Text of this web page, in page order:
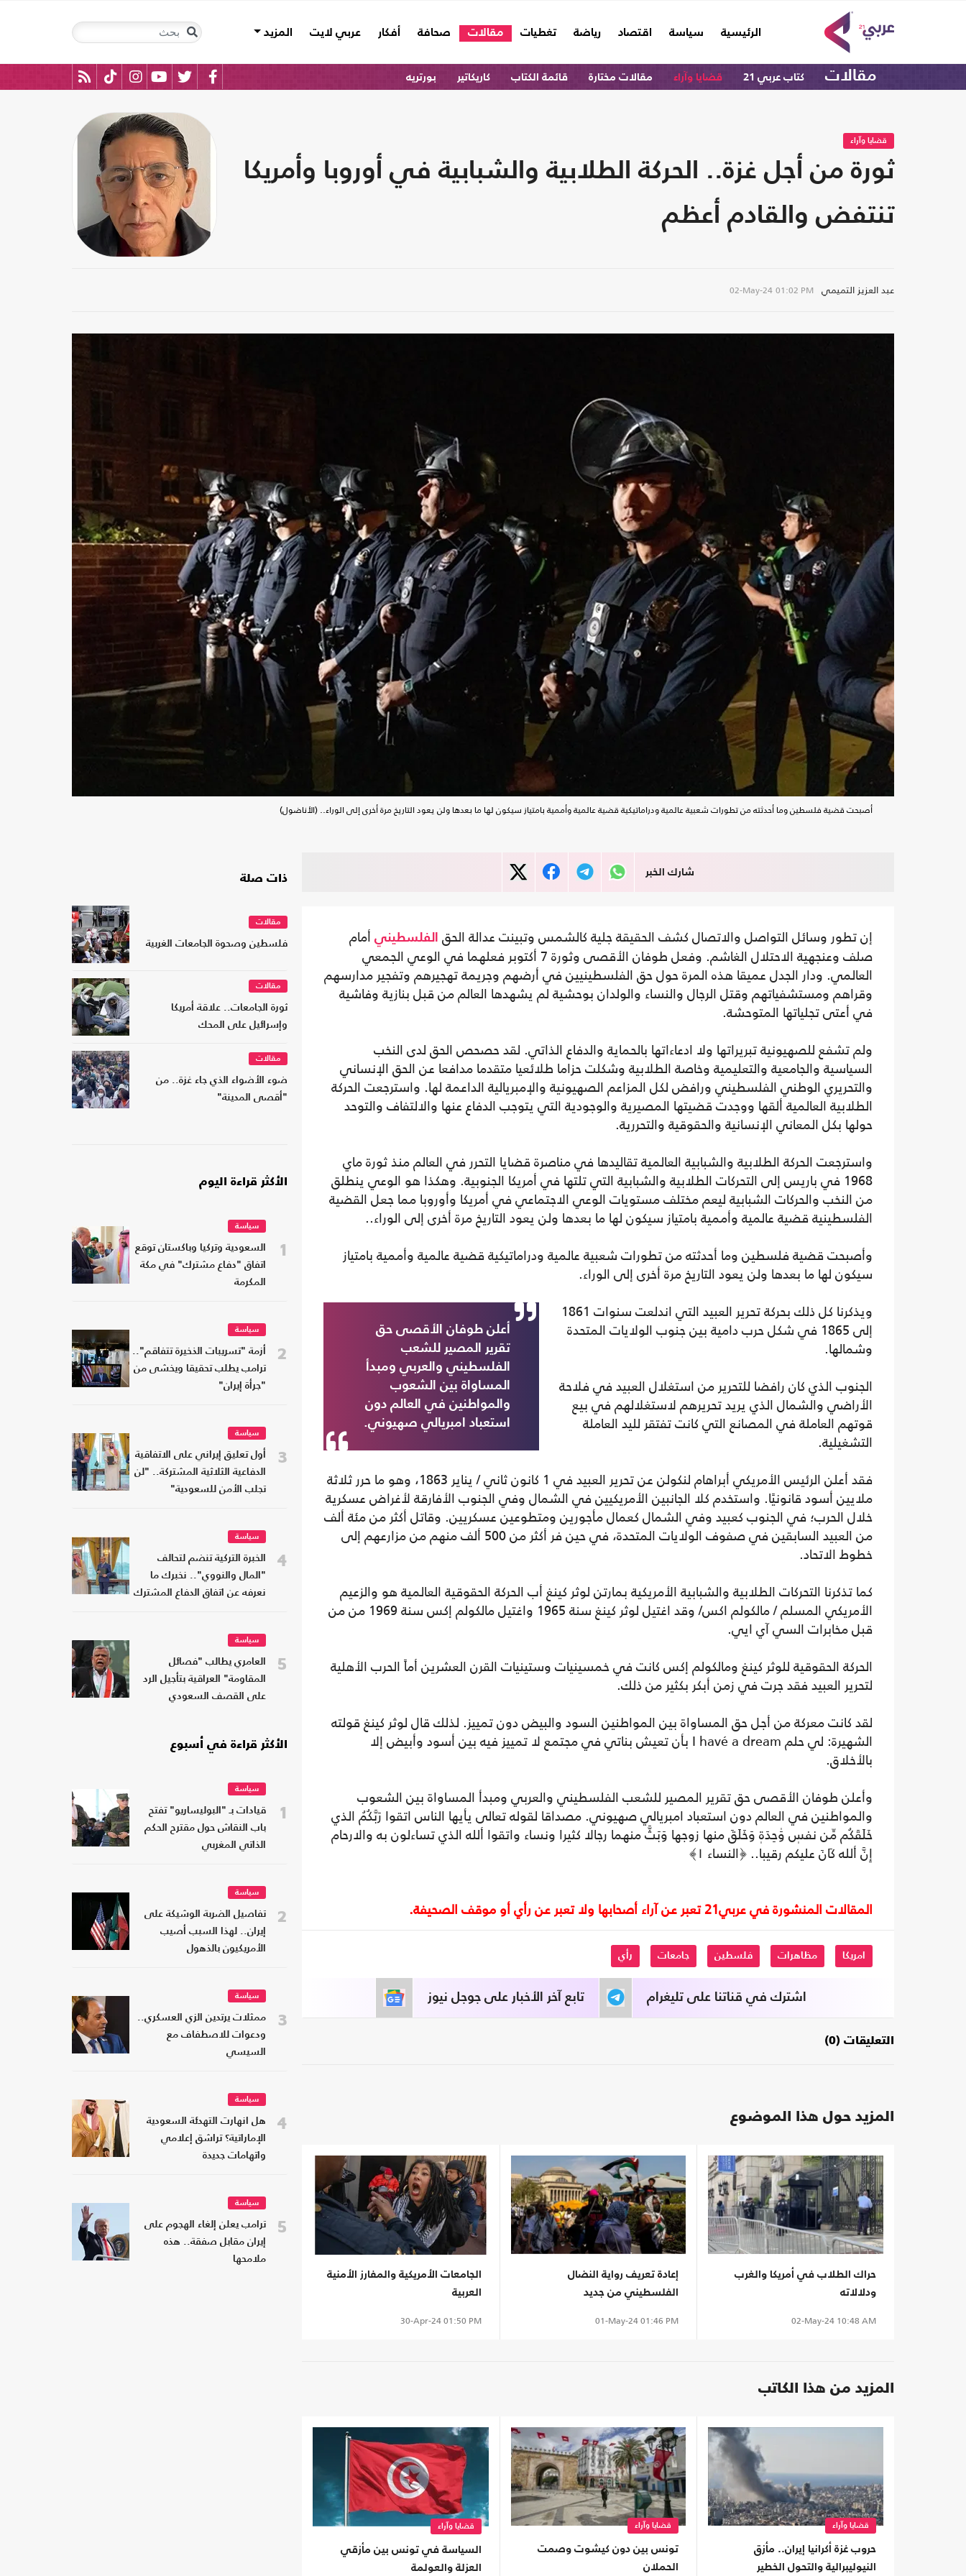
الرئيسية
(current) سياسة اقتصاد رياضة تغطيات مقالات صحافة أفكار عربي لايت المزيد
مقالات كتاب عربي 21 قضايا وآراء مقالات مختارة قائمة الكتاب كاريكاتير بورتريه
قضايا وآراء
ثورة من أجل غزة.. الحركة الطلابية والشبابية في أوروبا وأمريكا
تنتفض والقادم أعظم
عبد العزيز التميمي 02-May-24 01:02 PM
أصبحت قضية فلسطين وما أحدثته من تطورات شعبية عالمية ودراماتيكية قضية عالمية وأممية بامتياز سيكون لها ما بعدها ولن يعود التاريخ مرة أخرى إلى الوراء.. (الأناضول)
شارك الخبر
إن تطور وسائل التواصل والاتصال كشف الحقيقة جلية كالشمس وتبينت عدالة الحق الفلسطيني أمام
صلف وعنجهية الاحتلال الغاشم. وفعل طوفان الأقصى وثورة 7 أكتوبر فعلهما في الوعي الجمعي
العالمي. ودار الجدل عميقا هذه المرة حول حق الفلسطينيين في أرضهم وجريمة تهجيرهم وتفجير مدارسهم
وقراهم ومستشفياتهم وقتل الرجال والنساء والولدان بوحشية لم يشهدها العالم من قبل بنازية وفاشية
في أعتى تجلياتها المتوحشة.
ولم تشفع للصهيونية تبريراتها ولا ادعاءاتها بالحماية والدفاع الذاتي. لقد حصحص الحق لدى النخب
السياسية والجامعية والتعليمية وخاصة الطلابية وشكلت حزاما طلائعيا متقدما مدافعا عن الحق الإنساني
والتحريري الوطني الفلسطيني ورافض لكل المزاعم الصهيونية والإمبريالية الداعمة لها. واسترجعت الحركة
الطلابية العالمية ألقها ووجدت قضيتها المصيرية والوجودية التي يتوجب الدفاع عنها والالتفاف والتوحد
حولها بكل المعاني الإنسانية والحقوقية والتحررية.
واسترجعت الحركة الطلابية والشبابية العالمية تقاليدها في مناصرة قضايا التحرر في العالم منذ ثورة ماي
1968 في باريس إلى التحركات الطلابية والشبابية التي تلتها في أمريكا الجنوبية. وهكذا هو الوعي ينطلق
من النخب والحركات الشبابية ليعم مختلف مستويات الوعي الاجتماعي في أمريكا وأوروبا مما جعل القضية
الفلسطينية قضية عالمية وأممية بامتياز سيكون لها ما بعدها ولن يعود التاريخ مرة أخرى إلى الوراء..
وأصبحت قضية فلسطين وما أحدثته من تطورات شعبية عالمية ودراماتيكية قضية عالمية وأممية بامتياز
سيكون لها ما بعدها ولن يعود التاريخ مرة أخرى إلى الوراء.
أعلن طوفان الأقصى حق
تقرير المصير للشعب
الفلسطيني والعربي ومبدأ
المساواة بين الشعوب
والمواطنين في العالم دون
استعباد امبريالي صهيوني.
ويذكرنا كل ذلك بحركة تحرير العبيد التي اندلعت سنوات 1861
إلى 1865 في شكل حرب دامية بين جنوب الولايات المتحدة
وشمالها.
الجنوب الذي كان رافضا للتحرير من استغلال العبيد في فلاحة
الأراضي والشمال الذي يريد تحريرهم لاستغلالهم في بيع
قوتهم العاملة في المصانع التي كانت تفتقر لليد العاملة
التشغيلية.
فقد أعلن الرئيس الأمريكي أبراهام لنكولن عن تحرير العبيد في 1 كانون ثاني / يناير 1863، وهو ما حرر ثلاثة
ملايين أسود قانونيًا. واستخدم كلا الجانبين الأمريكيين في الشمال وفي الجنوب الأفارقة لأغراض عسكرية
خلال الحرب؛ في الجنوب كعبيد وفي الشمال كعمال مأجورين ومتطوعين عسكريين. وقاتل أكثر من مئة ألف
من العبيد السابقين في صفوف الولايات المتحدة، في حين فر أكثر من 500 ألف منهم من مزارعهم إلى
خطوط الاتحاد.
كما تذكرنا التحركات الطلابية والشبابية الأمريكية بمارتن لوثر كينغ أب الحركة الحقوقية العالمية هو والزعيم
الأمريكي المسلم / مالكولم اكس/ وقد اغتيل لوثر كينغ سنة 1965 واغتيل مالكولم إكس سنة 1969 من من
قبل مخابرات السي آي ايي.
الحركة الحقوقية للوثر كينغ ومالكولم إكس كانت في خمسينيات وستينيات القرن العشرين أماً الحرب الأهلية
لتحرير العبيد فقد جرت في زمن أبكر بكثير من ذلك.
لقد كانت معركة من أجل حق المساواة بين المواطنين السود والبيض دون تمييز. لذلك قال لوثر كينغ قولته
الشهيرة: لي حلم I havé a dream بأن تعيش بناتي في مجتمع لا تمييز فيه بين أسود وأبيض إلا
بالأخلاق.
وأعلن طوفان الأقصى حق تقرير المصير للشعب الفلسطيني والعربي ومبدأ المساواة بين الشعوب
والمواطنين في العالم دون استعباد امبريالي صهيوني. مصداقا لقوله تعالى يأيها الناس اتقوا رَبَّكُمُ الذي
خَلَقَكُم مِّن نفسٖ وَٰحِدَةٖ وَخَلَقَ منها زوجها وَبَثَّ منهما رجالا كثيرا ونساء واتقوا ألله الذي تساءلون به والارحام
إِنَّ ألله كَانَ عليكم رقيبا.. ﴿النساء ١﴾
المقالات المنشورة في عربي21 تعبر عن آراء أصحابها ولا تعبر عن رأي أو موقف الصحيفة.
امريكا مظاهرات فلسطين جامعات رأي
تابع آخر الأخبار على جوجل نيوز اشترك في قناتنا على تليغرام
التعليقات (0)
المزيد حول هذا الموضوع
حراك الطلاب في أمريكا والغرب
ودلالاته
02-May-24 10:48 AM
إعادة تعريف رواية النضال
الفلسطيني من جديد
01-May-2401:46 PM
الجامعات الأمريكية والمفارز الأمنية
العربية
30-Apr-2401:50 PM
المزيد من هذا الكاتب
قضايا وآراء
حروب غزة أكرانيا إيران.. مأزق
النيوليبرالية والتحول الخطير
قضايا وآراء
تونس بين دون كيشوت وصمت
الحملان
قضايا وآراء
السياسة في تونس بين مأزقي
العزلة والعولمة
ذات صلة
مقالات
فلسطين وصحوة الجامعات الغربية
مقالات
ثورة الجامعات.. علاقة أمريكا
وإسرائيل على المحك
مقالات
ضوء الأضواء الذي جاء غزة.. من
"أقصى المدينة"
الأكثر قراءة اليوم
1
سياسة
السعودية وتركيا وباكستان توقع
اتفاق "دفاع مشترك" في مكة
المكرمة
2
سياسة
أزمة "تسريبات الذخيرة تتفاقم"..
ترامب يطلب تحقيقا ويخشى من
"جرأة إيران"
3
سياسة
أول تعليق إيراني على الاتفاقية
الدفاعية الثلاثية المشتركة.. "لن
تجلب الأمن للسعودية"
4
سياسة
الخبرة التركية تنضم لتحالف
"المال والنووي".. نخبرك ما
نعرفه عن اتفاق الدفاع المشترك
5
سياسة
العامري يطالب "فصائل
المقاومة" العراقية بتأجيل الرد
على القصف السعودي
الأكثر قراءة في أسبوع
1
سياسة
قيادات بـ "البوليساريو" تفتح
باب النقاش حول مقترح الحكم
الذاتي المغربي
2
سياسة
تفاصيل الضربة الوشيكة على
إيران.. لهذا السبب أصيب
الأمريكيون بالذهول
3
سياسة
ممثلات يرتدين الزي العسكري..
ودعوات للاصطفاف مع
السيسي
4
سياسة
هل انهارت التهدئة السعودية
الإماراتية؟ تراشق إعلامي
واتهامات جديدة
5
سياسة
ترامب يعلن إلغاء الهجوم على
إيران مقابل صفقة.. هذه
ملامحها